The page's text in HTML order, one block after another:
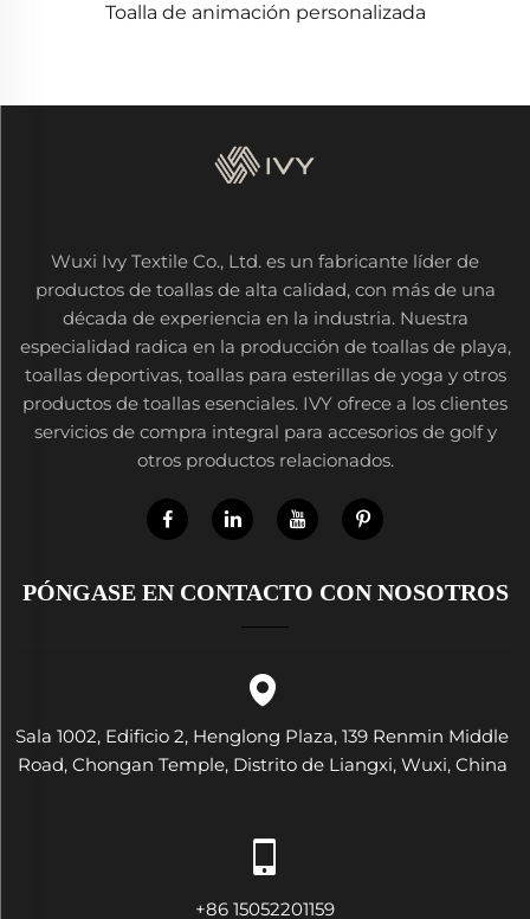
Toalla de animación personalizada
Wuxi Ivy Textile Co., Ltd. es un fabricante líder de
productos de toallas de alta calidad, con más de una
década de experiencia en la industria. Nuestra
especialidad radica en la producción de toallas de playa,
toallas deportivas, toallas para esterillas de yoga y otros
productos de toallas esenciales. IVY ofrece a los clientes
servicios de compra integral para accesorios de golf y
otros productos relacionados.
PÓNGASE EN CONTACTO CON NOSOTROS
Sala 1002, Edificio 2, Henglong Plaza, 139 Renmin Middle
Road, Chongan Temple, Distrito de Liangxi, Wuxi, China
+86 15052201159